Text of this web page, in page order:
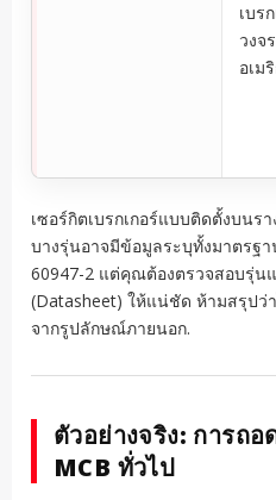
เบร
วงจ
อเม
เซอร์กิตเบรกเกอร์แบบติดตั้งบนร
บางรุ่นอาจมีข้อมูลระบุทั้งมาตรฐา
60947-2 แต่คุณต้องตรวจสอบรุ่น
(Datasheet) ให้แน่ชัด ห้ามสรุปว่
จากรูปลักษณ์ภายนอก.
ตัวอย่างจริง: การ
MCB ทั่วไป